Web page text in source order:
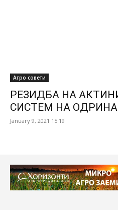
Агро совети
РЕЗИДБА НА
СИСТЕМ НА ОДРИНА
January 9, 2021 15:19